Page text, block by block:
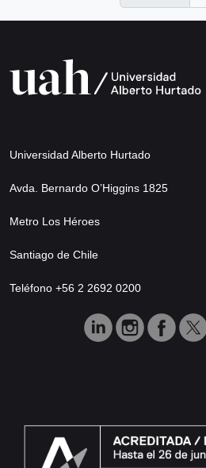
Universidad Alberto Hurtado
Avda. Bernardo O’Higgins 1825
Metro Los Héroes
Santiago de Chile
Teléfono +56 2 2692 0200